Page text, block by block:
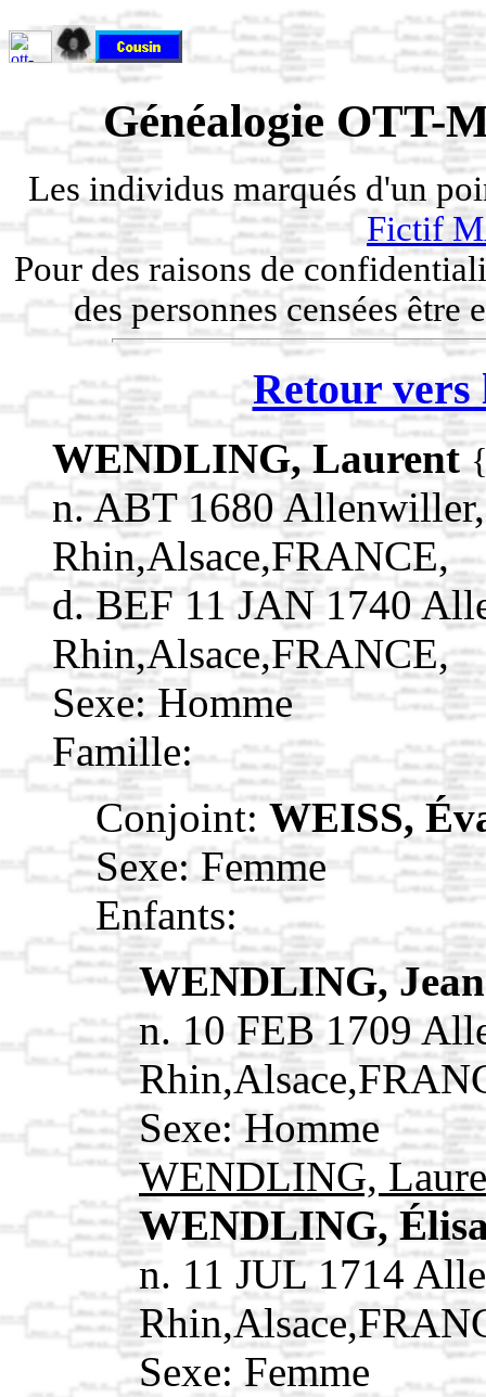
Généalogie OTT-
Les individus marqués d'un
Fictif
Pour des raisons de
des personnes censées
Retour vers
WENDLING, Laurent
n. ABT 1680
Rhin,Alsace,FRANCE,
d. BEF 11 JAN 1740
Rhin,Alsace,FRANCE,
Sexe: Homme
Famille:
Conjoint: WEISS,
Sexe: Femme
Enfants:
WENDLING,
n. 10 FEB 1709
Sexe: Homme
WENDLING,
WENDLING,
n. 11 JUL 1714
Sexe: Femme